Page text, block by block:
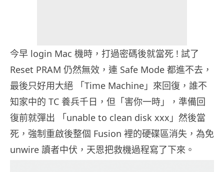
今早 login Mac 機時，打過密碼後就當死 ! 試了
Reset PRAM 仍然無效，連 Safe Mode 都進不去，
最後只好用大絕 「Time Machine」來回復，誰不
知家中的 TC 養兵千日，但「害你一時」，準備回
復前就彈出 「unable to clean disk xxx」然後當
死，強制重啟後整個 Fusion 裡的硬碟區消失，為免
unwire 讀者中伏，天恩把救機過程寫了下來。